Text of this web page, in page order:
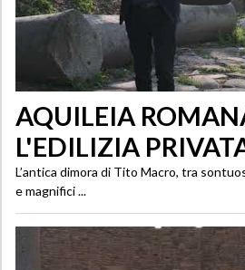
AQUILEIA
L'EDILIZIA
L’antica dimora di Tito Macro, tra
e magnifici ...